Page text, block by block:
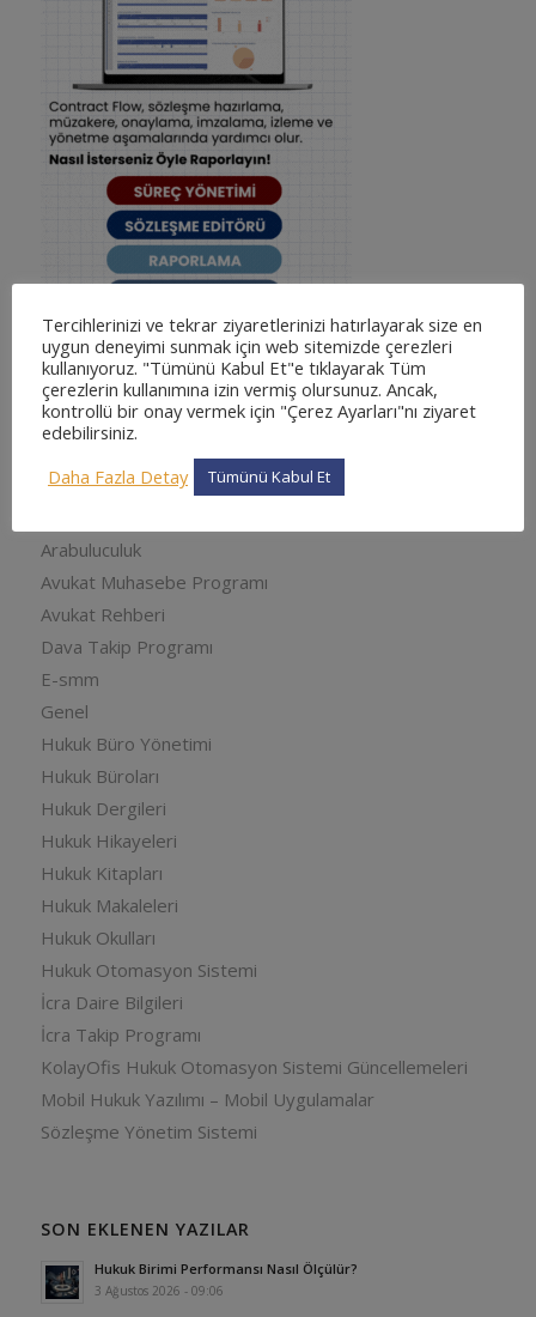
adliyesine nasıl gidilir
Arabuluculuk
Avukat Muhasebe Programı
Avukat Rehberi
Dava Takip Programı
E-smm
Genel
Hukuk Büro Yönetimi
Hukuk Büroları
Hukuk Dergileri
Hukuk Hikayeleri
Hukuk Kitapları
Hukuk Makaleleri
Hukuk Okulları
Hukuk Otomasyon Sistemi
İcra Daire Bilgileri
İcra Takip Programı
KolayOfis Hukuk Otomasyon Sistemi Güncellemeleri
Mobil Hukuk Yazılımı – Mobil Uygulamalar
Sözleşme Yönetim Sistemi
SON EKLENEN YAZILAR
Hukuk Birimi Performansı Nasıl Ölçülür?
3 Ağustos 2026 - 09:06
Tercihlerinizi ve tekrar ziyaretlerinizi hatırlayarak size en
uygun deneyimi sunmak için web sitemizde çerezleri
kullanıyoruz. "Tümünü Kabul Et"e tıklayarak Tüm
çerezlerin kullanımına izin vermiş olursunuz. Ancak,
kontrollü bir onay vermek için "Çerez Ayarları"nı ziyaret
edebilirsiniz.
Daha Fazla Detay
Tümünü Kabul Et